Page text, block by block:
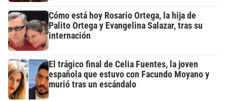
Cómo está hoy Rosario Ortega, la hija de
Palito Ortega y Evangelina Salazar, tras su
internación
El trágico final de Celia Fuentes, la joven
española que estuvo con Facundo Moyano y
murió tras un escándalo